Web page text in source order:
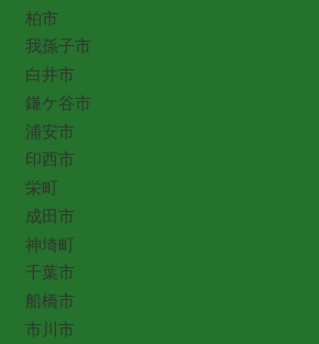
柏市
我孫子市
白井市
鎌ケ谷市
浦安市
印西市
栄町
成田市
神埼町
千葉市
船橋市
市川市